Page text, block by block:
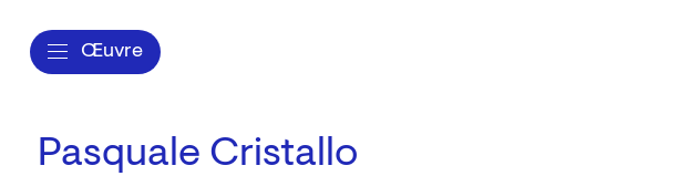
Œuvre
Pasquale Cristallo